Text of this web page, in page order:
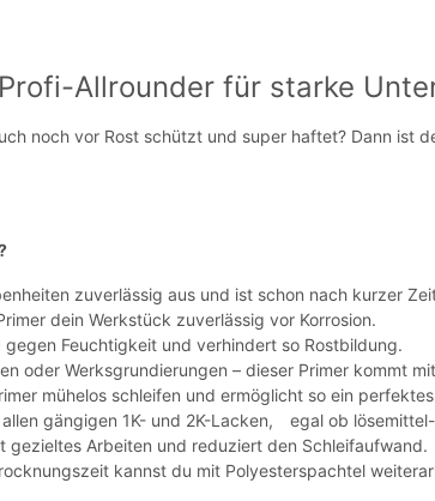
Profi-Allrounder für starke
noch vor Rost schützt und super haftet? Dann ist
zuverlässig aus und ist schon nach kurzer
dein Werkstück zuverlässig vor Korrosion.
Feuchtigkeit und verhindert so Rostbildung.
oder Werksgrundierungen – dieser Primer kommt
mühelos schleifen und ermöglicht so ein perfektes
gängigen 1K- und 2K-Lacken, egal ob
gezieltes Arbeiten und reduziert den Schleifaufwand.
kannst du mit Polyesterspachtel